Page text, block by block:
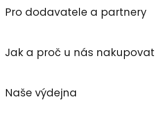
Pro dodavatele a partnery
Jak a proč u nás nakupovat
Naše výdejna